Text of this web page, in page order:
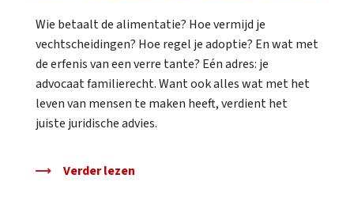
Wie betaalt de alimentatie? Hoe vermijd je
vechtscheidingen? Hoe regel je adoptie? En wat met
de erfenis van een verre tante? Eén adres: je
advocaat familierecht. Want ook alles wat met het
leven van mensen te maken heeft, verdient het
juiste juridische advies.
Verder lezen